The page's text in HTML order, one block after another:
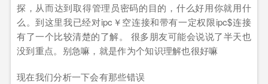
探，从而达到取得管理员密码的目的，什么好用你就用什
么。到这里我已经对ipc￥空连接和带有一定权限ipc$连接
有了一个比较清楚的了解。 很多朋友可能会说说了半天也
没到重点。别急嘛，就是作为个知识理解也很好嘛
现在我们分析一下会有那些错误